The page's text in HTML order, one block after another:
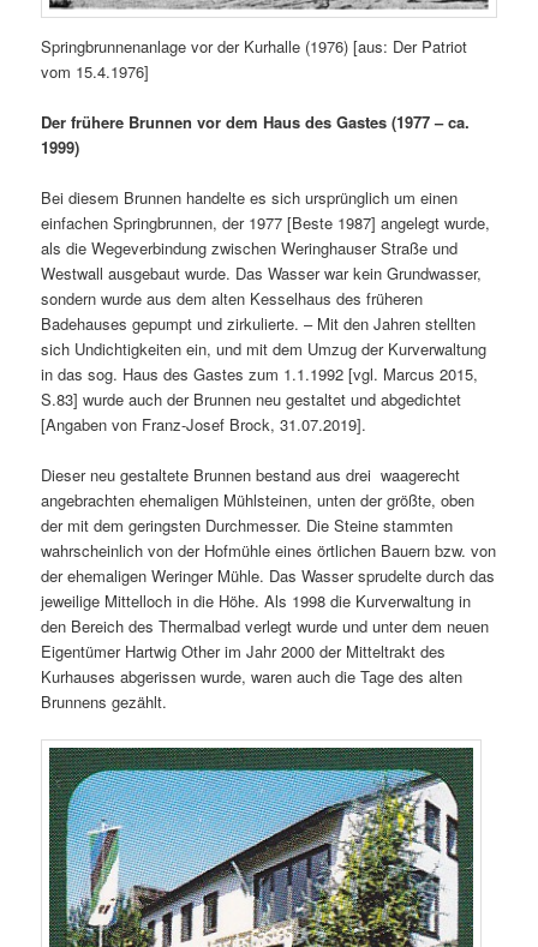
Springbrunnenanlage vor der Kurhalle (1976) [aus: Der Patriot
vom 15.4.1976]
Der frühere Brunnen vor dem Haus des Gastes (1977 – ca.
1999)
Bei diesem Brunnen handelte es sich ursprünglich um einen
einfachen Springbrunnen, der 1977 [Beste 1987] angelegt wurde,
als die Wegeverbindung zwischen Weringhauser Straße und
Westwall ausgebaut wurde. Das Wasser war kein Grundwasser,
sondern wurde aus dem alten Kesselhaus des früheren
Badehauses gepumpt und zirkulierte. – Mit den Jahren stellten
sich Undichtigkeiten ein, und mit dem Umzug der Kurverwaltung
in das sog. Haus des Gastes zum 1.1.1992 [vgl. Marcus 2015,
S.83] wurde auch der Brunnen neu gestaltet und abgedichtet
[Angaben von Franz-Josef Brock, 31.07.2019].
Dieser neu gestaltete Brunnen bestand aus drei waagerecht
angebrachten ehemaligen Mühlsteinen, unten der größte, oben
der mit dem geringsten Durchmesser. Die Steine stammten
wahrscheinlich von der Hofmühle eines örtlichen Bauern bzw. von
der ehemaligen Weringer Mühle. Das Wasser sprudelte durch das
jeweilige Mittelloch in die Höhe. Als 1998 die Kurverwaltung in
den Bereich des Thermalbad verlegt wurde und unter dem neuen
Eigentümer Hartwig Other im Jahr 2000 der Mitteltrakt des
Kurhauses abgerissen wurde, waren auch die Tage des alten
Brunnens gezählt.